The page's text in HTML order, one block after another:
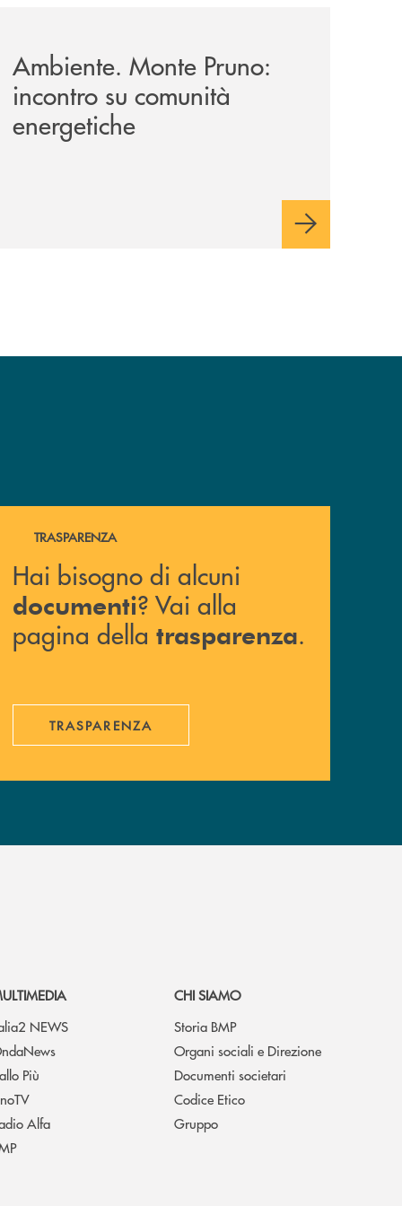
Ambiente. Monte Pruno:
incontro su comunità
energetiche
Hai bisogno di alcuni documenti ? Vai alla pagina della
TRASPARENZA
Hai bisogno di alcuni
documenti? Vai alla
pagina della trasparenza.
TRASPARENZA
NEWS
Più
Alfa
CHI SIAMO
Storia BMP
Organi sociali e Direzione
Documenti societari
Codice Etico
Gruppo